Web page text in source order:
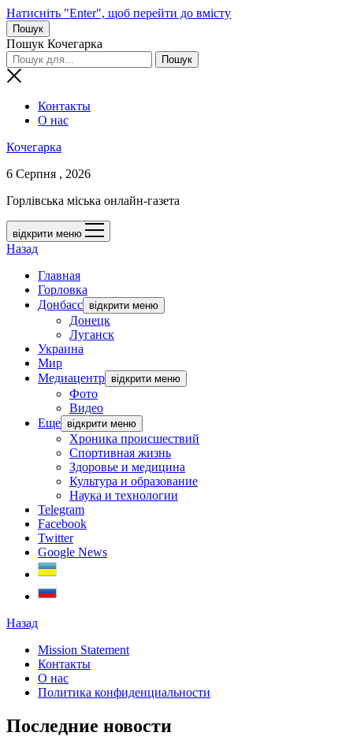
Натисніть "Enter", щоб перейти до вмісту
Пошук
Пошук Кочегарка
Контакты
О нас
Кочегарка
6 Серпня , 2026
Горлівська міська онлайн-газета
відкрити меню
Назад
Главная
Горловка
Донбасс відкрити меню
Донецк
Луганск
Украина
Мир
Медиацентр відкрити меню
Фото
Видео
Еще відкрити меню
Хроника происшествий
Спортивная жизнь
Здоровье и медицина
Культура и образование
Наука и технологии
Telegram
Facebook
Twitter
Google News
Назад
Mission Statement
Контакты
О нас
Политика конфиденциальности
Последние новости